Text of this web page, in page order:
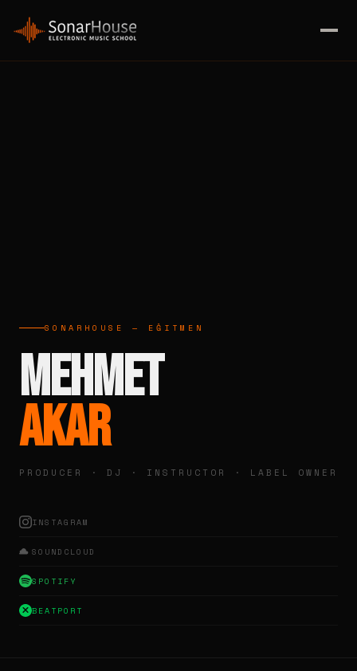
SONARHOUSE — EĞITMEN
Mehmet
Akar
PRODUCER · DJ · INSTRUCTOR · LABEL OWNER
INSTAGRAM
SOUNDCLOUD
SPOTIFY
BEATPORT